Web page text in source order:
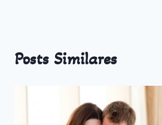
Posts Similares